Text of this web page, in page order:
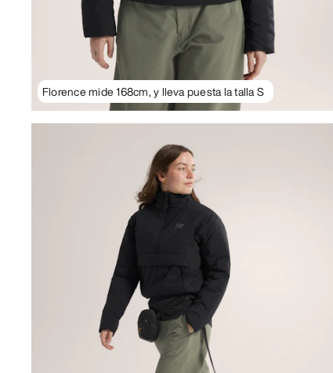
Florence mide 168cm, y lleva puesta la talla S